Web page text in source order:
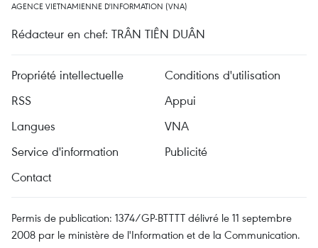
AGENCE VIETNAMIENNE D'INFORMATION (VNA)
Rédacteur en chef: TRÂN TIÊN DUÂN
Propriété intellectuelle
Conditions d'utilisation
RSS
Appui
Langues
VNA
Service d'information
Publicité
Contact
Permis de publication: 1374/GP-BTTTT délivré le 11 septembre
2008 par le ministère de l'Information et de la Communication.